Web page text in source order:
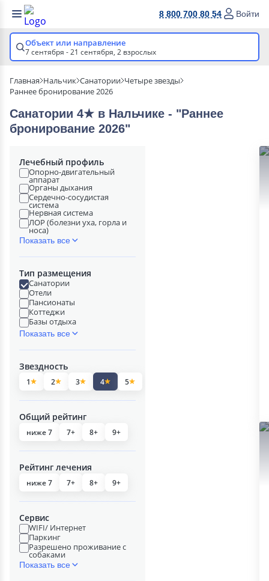
8 800 700 80 54 Войти
Объект или направление
7 сентября - 21 сентября, 2 взрослых
Главная Нальчик Санатории Четыре звезды
Раннее бронирование 2026
Санатории 4★ в Нальчике - "Раннее
бронирование 2026"
Лечебный профиль
Опорно-двигательный
аппарат
Органы дыхания
Сердечно-сосудистая
система
Нервная система
ЛОР (болезни уха, горла и
носа)
Показать все
Тип размещения
Санатории
Отели
Пансионаты
Коттеджи
Базы отдыха
Показать все
Звездность
1 2 3 4 5
Общий рейтинг
ниже 7 7+ 8+ 9+
Рейтинг лечения
ниже 7 7+ 8+ 9+
Сервис
WIFI/ Интернет
Паркинг
Разрешено проживание с
собаками
Показать все